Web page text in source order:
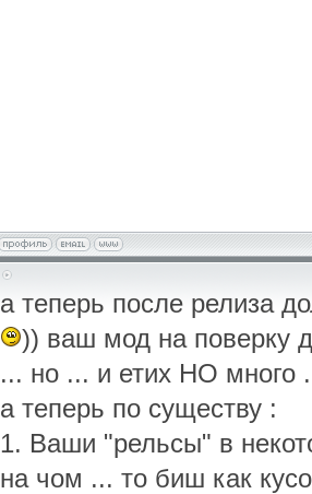
а теперь после релиза
)) ваш мод на поверку
... но ... и етих НО много
а теперь по существу :
1. Ваши "рельсы" в
на чом ... то биш как